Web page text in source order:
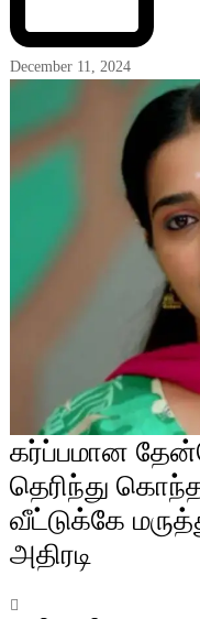
December 11, 2024
கர்ப்பமான
தெரிந்து
வீட்டுக்கே
அதிரடி